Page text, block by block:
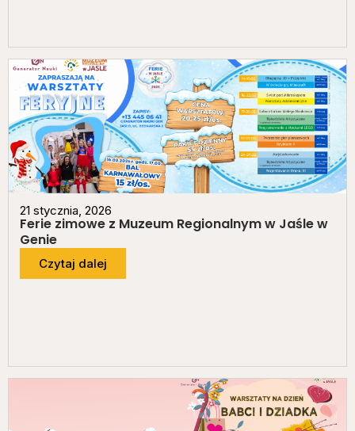
21 stycznia, 2026
Ferie zimowe z Muzeum Regionalnym w Jaśle w
Genie
Czytaj dalej